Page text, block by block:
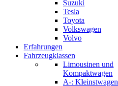
Suzuki
Tesla
Toyota
Volkswagen
Volvo
Erfahrungen
Fahrzeugklassen
Limousinen und
Kompaktwagen
A-: Kleinstwagen